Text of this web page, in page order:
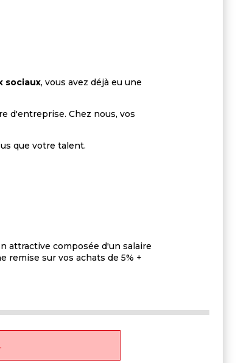
sociaux, vous avez déjà eu une
d'entreprise. Chez nous, vos
que votre talent.
attractive composée d'un salaire
remise sur vos achats de 5% +